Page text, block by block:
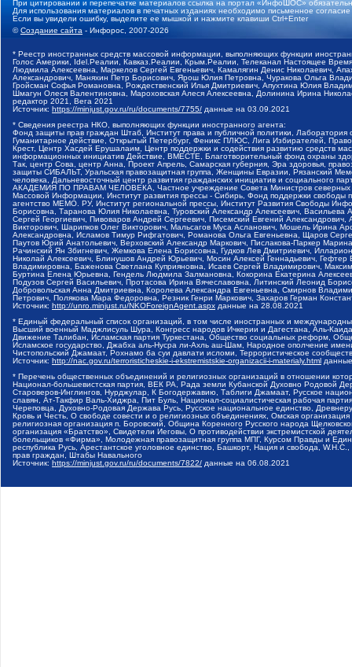
При цитировании и перепечатке материалов ссылка на портал «ИнфоШОС»
Для использования материалов в печатных изданиях необходимо письменное
Если вы увидели ошибку, выделите ее мышкой и нажмите клавиши Ctrl+Enter
©Создание сайта - Инфорос, 2007-2026
* Реестр иностранных средств массовой информации, выполняющих функции
Голос Америки, Idel.Реалии, Кавказ.Реалии, Крым.Реалии, Телеканал Настоящее
Людмила Алексеевна, Маркелов Сергей Евгеньевич, Камалягин Денис Николаевич,
Александрович, Маняхин Петр Борисович, Ярош Юлия Петровна, Чуракова Ольга
Гройсман Софья Романовна, Рождественский Илья Дмитриевич, Апухтина Юлия
Шмагун Олеся Валентиновна, Мароховская Алеся Алексеевна, Долинина Ирина
редактор 2021, Вега 2021
Источник: https://minjust.gov.ru/ru/documents/7755/ данные на 03.09.2021
* Сведения реестра НКО, выполняющих функции иностранного агента:
Фонд защиты прав граждан Штаб, Институт права и публичной политики,
Гуманитарное действие, Открытый Петербург, Феникс ПЛЮС, Лига Избирателей,
Крест, Центр Хасдей Ерушалаим, Центр поддержки и содействия развитию средств
информационных инициатив Действие, ВМЕСТЕ, Благотворительный фонд охраны
Так, центр Сова, центр Анна, Проект Апрель, Самарская губерния, Эра здоровья,
защиты СИБАЛЬТ, Уральская правозащитная группа, Женщины Евразии, Рязанский
человека, Дальневосточный центр развития гражданских инициатив и социального
АКАДЕМИЯ ПО ПРАВАМ ЧЕЛОВЕКА, Частное учреждение Совета Министров северных
Массовой Информации, Институт развития прессы - Сибирь, Фонд поддержки
агентство МЕМО. РУ, Институт региональной прессы, Институт Развития Свободы
Борисовна, Таранова Юлия Николаевна, Туровский Александр Алексеевич,
Сергей Георгиевич, Пивоваров Андрей Сергеевич, Писемский Евгений
Викторович, Шарипков Олег Викторович, Мальсагов Муса Асланович, Мошель Ирина
Александровна, Исламов Тимур Рифгатович, Романова Ольга Евгеньевна, Щаров
Паутов Юрий Анатольевич, Верховский Александр Маркович, Пислакова-Паркер
Рачинский Ян Збигневич, Жемкова Елена Борисовна, Гудков Лев Дмитриевич,
Николай Алексеевич, Блинушов Андрей Юрьевич, Мосин Алексей Геннадьевич,
Владимировна, Баженова Светлана Куприяновна, Исаев Сергей Владимирович,
Буртина Елена Юрьевна, Гендель Людмила Залмановна, Кокорина Екатерина
Подузов Сергей Васильевич, Протасова Ирина Вячеславовна, Литинский Леонид
Добровольская Анна Дмитриевна, Королева Александра Евгеньевна, Смирнов
Петрович, Полякова Мара Федоровна, Резник Генри Маркович, Захаров Герман
Источник: http://unro.minjust.ru/NKOForeignAgent.aspx данные на 28.08.2021
* Единый федеральный список организаций, в том числе иностранных и
Высший военный Маджлисуль Шура, Конгресс народов Ичкерии и Дагестана, Аль-
Движение Талибан, Исламская партия Туркестана, Общество социальных реформ,
Исламское государство, Джабха аль-Нусра ли-Ахль аш-Шам, Народное ополчение
Чистопольский Джамаат, Рохнамо ба суи давлати исломи, Террористическое
Источник: http://nac.gov.ru/terroristicheskie-i-ekstremistskie-organizacii-i-materialy.html
* Перечень общественных объединений и религиозных организаций в отношении
Национал-большевистская партия, ВЕК РА, Рада земли Кубанской Духовно Родовой
Староверов-Инглингов, Нурджулар, К Богодержавию, Таблиги Джамаат, Русское
славян, Ат-Такфир Валь-Хиджра, Пит Буль, Национал-социалистическая рабочая
Череповца, Духовно-Родовая Держава Русь, Русское национальное единство,
Кровь и Честь, О свободе совести и о религиозных объединениях, Омская
религиозная организация п. Боровский, Община Коренного Русского народа
организация «Братство», Свидетели Иеговы, О противодействии экстремистской
болельщиков «Фирма», Молодежная правозащитная группа МПГ, Курсом Правды и
республика Русь, Арестантское уголовное единство, Башкорт, Нация и свобода,
прав граждан, Штабы Навального
Источник: https://minjust.gov.ru/ru/documents/7822/ данные на 06.08.2021